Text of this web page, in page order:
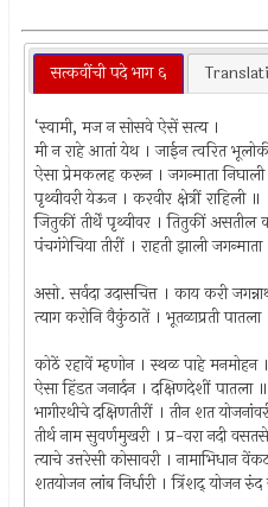
सत्कवींची पदे भाग ६
‘स्वामी, मज न सोसवे ऐसें सत्य ।
मी न राहे आतां येथ । जाईन त्वरित
ऐसा प्रेमकलह करून । जगन्माता
पृथ्वीवरी येऊन । करवीर क्षेत्रीं राहिली ॥
जितुकीं तीर्थें पृथ्वीवर । तितुकीं असतील
पंचगंगेचिया तीरीं । राहती झाली
असो. सर्वदा उदासचित्त । काय करी
त्याग करोनि वैकुंठातें । भूतळाप्रती पातला
कोठें रहावें म्हणोन । स्थळ पाहे मनमोहन ।
ऐसा हिंडत जनार्दन । दक्षिणदेशीं पातला ॥
भागीरथीचे दक्षिणतीरीं । तीन शत
तीर्थ नाम सुवर्णमुखरी । प्र-वरा नदी
त्याचे उत्तरेसी कोसावरी । नामाभिधान
शतयोजन लांब निर्धारी । त्रिंशद्‌ योजन